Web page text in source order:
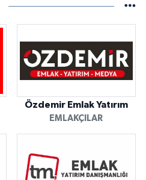
Özdemir Emlak Yatırım
EMLAKÇILAR